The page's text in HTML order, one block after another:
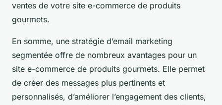
ventes de votre site e-commerce de produits
gourmets.
En somme, une stratégie d’email marketing
segmentée offre de nombreux avantages pour un
site e-commerce de produits gourmets. Elle permet
de créer des messages plus pertinents et
personnalisés, d’améliorer l’engagement des clients,